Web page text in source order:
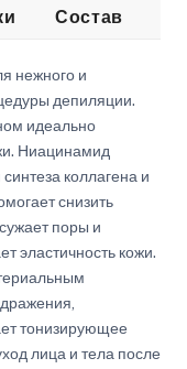
Состав
нежного и
депиляции.
идеально
Ниацинамид
коллагена и
снизить
поры и
эластичность кожи.
тонизирующее
лица и тела после